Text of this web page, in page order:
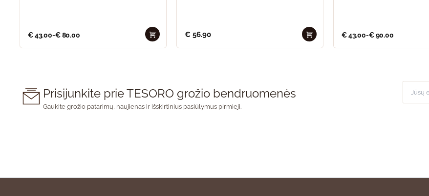
€43.00-€80.00 € 56.90 €43.00-€90.00
Prisijunkite prie TESORO grožio bendruomenės
Gaukite grožio patarimų, naujienas ir išskirtinius pasiūlymus pirmieji.